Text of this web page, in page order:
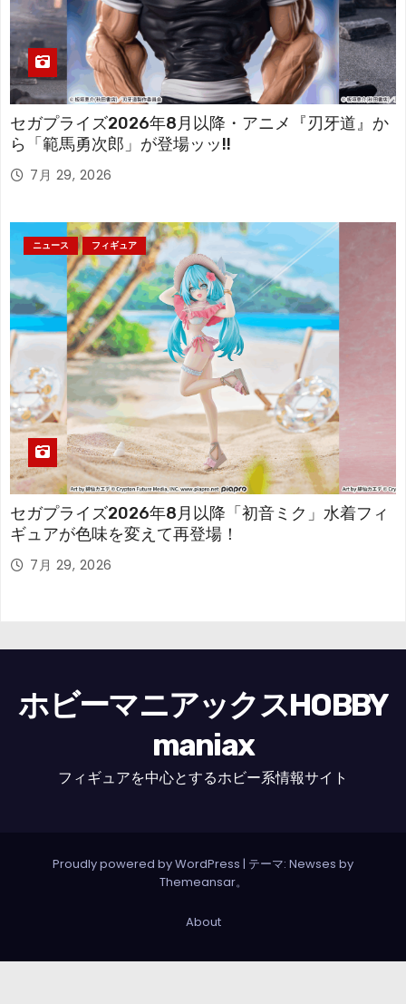
セガプライズ2026年8月以降・アニメ『刃牙道』か
ら「範馬勇次郎」が登場ッッ!!
7月 29, 2026
ニュース フィギュア
セガプライズ2026年8月以降「初音ミク」水着フィ
ギュアが色味を変えて再登場！
7月 29, 2026
ホビーマニアックスHOBBY
maniax
フィギュアを中心とするホビー系情報サイト
Proudly powered by WordPress | テーマ: Newses by
Themeansar。
About